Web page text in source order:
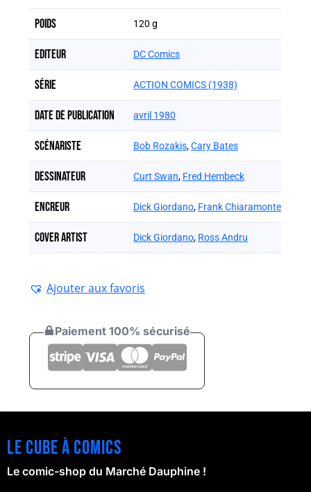
Poids 120 g
Editeur DC Comics
Série ACTION COMICS (1938)
Date de publication avril 1980
Scénariste Bob Rozakis,Cary Bates
Dessinateur Curt Swan, Fred Hembeck
Encreur Dick Giordano, Frank Chiaramonte
Cover artist Dick Giordano, Ross Andru
Ajouter aux favoris
Paiement 100% sécurisé
Le cube à comics
Le comic-shop du Marché Dauphine !